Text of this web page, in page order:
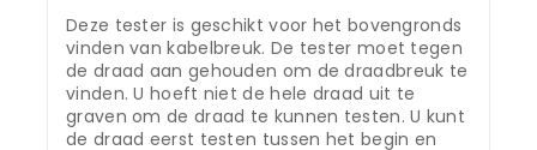
Deze tester is geschikt voor het bovengronds
vinden van kabelbreuk. De tester moet tegen
de draad aan gehouden om de draadbreuk te
vinden. U hoeft niet de hele draad uit te
graven om de draad te kunnen testen. U kunt
de draad eerst testen tussen het begin en